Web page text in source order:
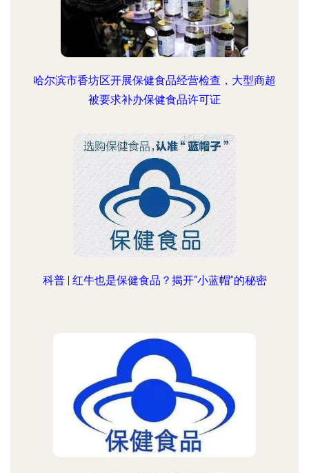
哈尔滨市香坊区开展保健食品经营检查，大型商超
被要求补办保健食品许可证
科普 | 红牛也是保健食品？揭开“小蓝帽”的秘密